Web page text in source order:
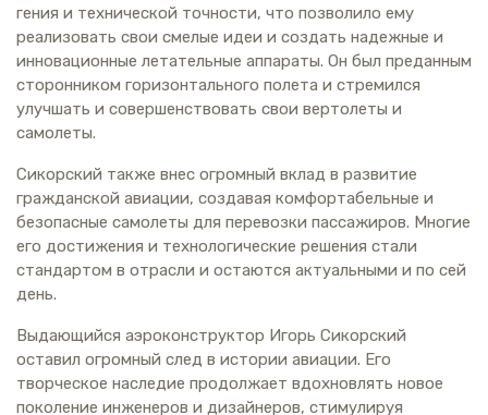
гения и технической точности, что позволило ему
реализовать свои смелые идеи и создать надежные и
инновационные летательные аппараты. Он был преданным
сторонником горизонтального полета и стремился
улучшать и совершенствовать свои вертолеты и
самолеты.
Сикорский также внес огромный вклад в развитие
гражданской авиации, создавая комфортабельные и
безопасные самолеты для перевозки пассажиров. Многие
его достижения и технологические решения стали
стандартом в отрасли и остаются актуальными и по сей
день.
Выдающийся аэроконструктор Игорь Сикорский
оставил огромный след в истории авиации. Его
творческое наследие продолжает вдохновлять новое
поколение инженеров и дизайнеров, стимулируя